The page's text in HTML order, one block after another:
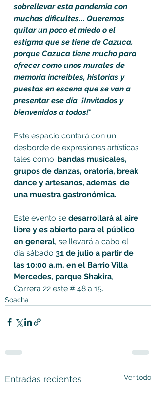
sobrellevar esta pandemia con
muchas dificultes... Queremos
quitar un poco el miedo o el
estigma que se tiene de Cazuca,
porque Cazuca tiene mucho para
ofrecer como unos murales de
memoria increíbles, historias y
puestas en escena que se van a
presentar ese día. ¡Invitados y
bienvenidos a todos!".
Este espacio contará con un
desborde de expresiones artísticas
tales como: bandas musicales,
grupos de danzas, oratoria, break
dance y artesanos, además, de
una muestra gastronómica.
Este evento se desarrollará al aire
libre y es abierto para el público
en general, se llevará a cabo el
día sábado 31 de julio a partir de
las 10:00 a.m. en el Barrio Villa
Mercedes, parque Shakira,
Carrera 22 este # 48 a 15.
Soacha
Entradas recientes Ver todo